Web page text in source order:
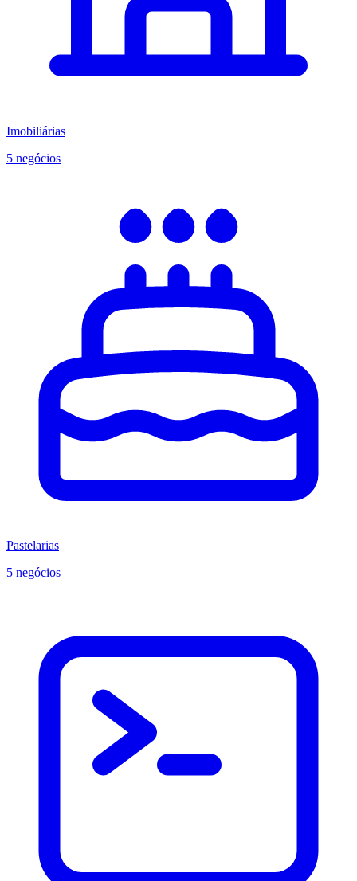
Imobiliárias
5 negócios
Pastelarias
5 negócios